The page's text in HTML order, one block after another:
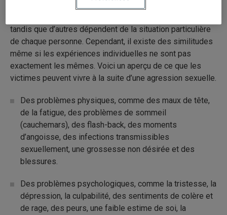
tandis que d’autres dépendent de la situation particulière
de chaque personne. Cependant, il existe des similitudes
même si les expériences individuelles ne sont pas
exactement les mêmes. Voici un aperçu de ce que les
victimes peuvent vivre à la suite d’une agression sexuelle.
Des problèmes physiques, comme des maux de tête,
de la fatigue, des problèmes de sommeil
(cauchemars), des flash-back, des moments
d’angoisse, des infections transmissibles
sexuellement, une grossesse non désirée et des
blessures.
Des problèmes psychologiques, comme la tristesse, la
dépression, la culpabilité, des sentiments de colère et
de rage, des peurs, une faible estime de soi, la